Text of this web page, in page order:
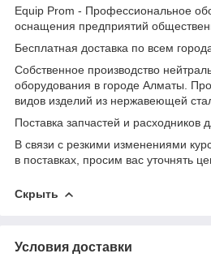
Equip Prom - Профессиональное
оснащения предприятий
Бесплатная доставка по всем
Собственное производство
оборудования в городе Алматы.
видов изделий из нержавеющей
Поставка запчастей и расходников
В связи с резкими изменениями
в поставках, просим вас уточнять
Скрыть
Условия доставки